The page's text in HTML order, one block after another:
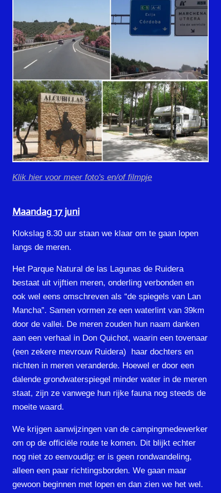
Klik hier voor meer foto's en/of filmpje
Maandag 17 juni
Klokslag 8.30 uur staan we klaar om te gaan lopen
langs de meren.
Het Parque Natural de las Lagunas de Ruidera
bestaat uit vijftien meren, onderling verbonden en
ook wel eens omschreven als “de spiegels van Lan
Mancha”. Samen vormen ze een waterlint van 39km
door de vallei. De meren zouden hun naam danken
aan een verhaal in Don Quichot, waarin een tovenaar
(een zekere mevrouw Ruidera) haar dochters en
nichten in meren veranderde. Hoewel er door een
dalende grondwaterspiegel minder water in de meren
staat, zijn ze vanwege hun rijke fauna nog steeds de
moeite waard.
We krijgen aanwijzingen van de campingmedewerker
om op de officiële route te komen. Dit blijkt echter
nog niet zo eenvoudig: er is geen rondwandeling,
alleen een paar richtingsborden. We gaan maar
gewoon beginnen met lopen en dan zien we het wel.